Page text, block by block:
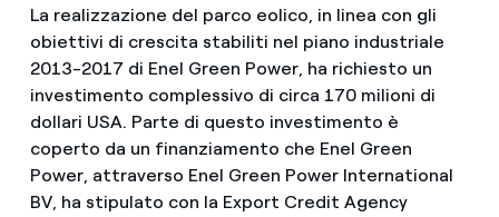
La realizzazione del parco eolico, in linea con gli
obiettivi di crescita stabiliti nel piano industriale
2013-2017 di Enel Green Power, ha richiesto un
investimento complessivo di circa 170 milioni di
dollari USA. Parte di questo investimento è
coperto da un finanziamento che Enel Green
Power, attraverso Enel Green Power International
BV, ha stipulato con la Export Credit Agency